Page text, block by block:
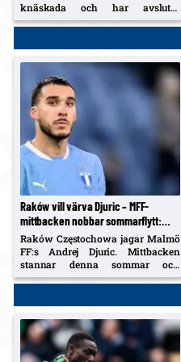
knäskada och har avslutat
rehabiliteringen. Mittfältaren
Raków vill värva Djuric – MFF-
mittbacken nobbar sommarflytt:
”Jag stortrivs sedan den nya
tränaren kom in”
Raków Częstochowa jagar Malmö
FF:s Andrej Djuric. Mittbacken
stannar denna sommar och
öppnar bara för ett ”rätt” anbud.